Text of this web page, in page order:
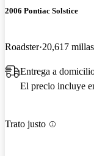
2006 Pontiac Solstice
Roadster 20,617 millas
Entrega a
El precio incluye
Trato justo